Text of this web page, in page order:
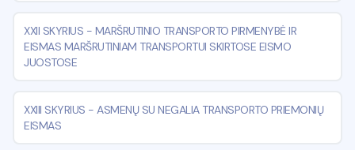
XXII SKYRIUS - MARŠRUTINIO TRANSPORTO PIRMENYBĖ IR
EISMAS MARŠRUTINIAM TRANSPORTUI SKIRTOSE EISMO
JUOSTOSE
XXIII SKYRIUS - ASMENŲ SU NEGALIA TRANSPORTO PRIEMONIŲ
EISMAS